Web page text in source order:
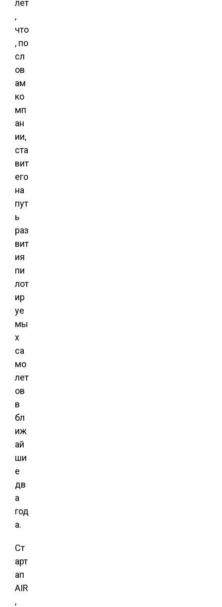
лет
,
что
, по
сл
ов
ам
ко
мп
ан
ии,
ста
вит
его
на
пут
ь
раз
вит
ия
пи
лот
ир
уе
мы
х
са
мо
лет
ов
в
бл
иж
ай
ши
е
дв
а
год
а.
Ст
арт
ап
AIR
,